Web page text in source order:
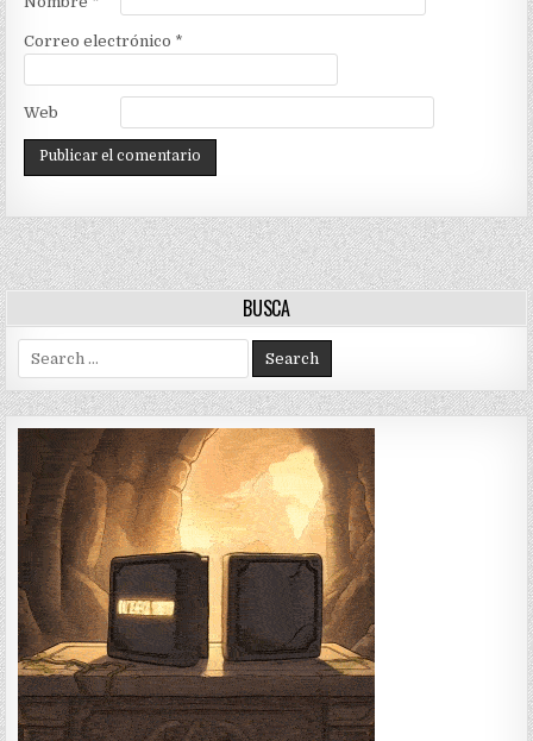
Correo electrónico *
Web
BUSCA
Search
for: